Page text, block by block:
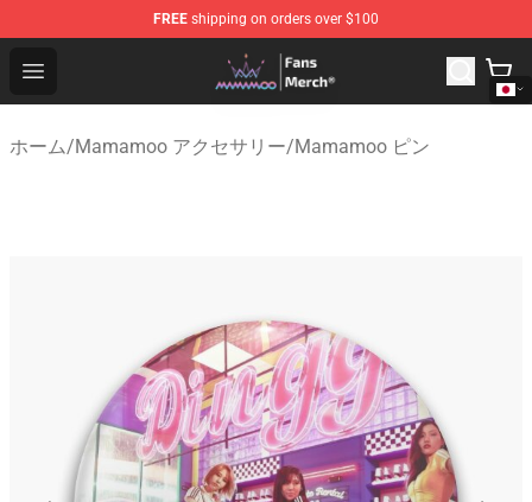
FREE shipping on orders over $100
Open menu
Mamamoo Store - Official Mamamoo Merchandise Shop
ホーム/Mamamoo アクセサリー/Mamamoo ピン